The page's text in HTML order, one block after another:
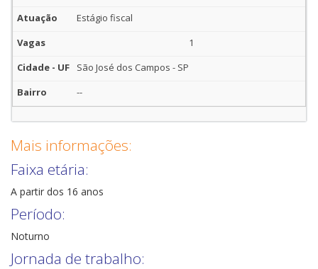
Estágio fiscal
1
São José dos Campos - SP
--
Mais informações:
Faixa etária:
A partir dos 16 anos
Período:
Noturno
Jornada de trabalho: